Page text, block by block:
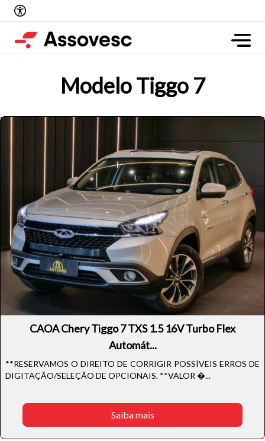
Modelo Tiggo 7
CAOA Chery Tiggo 7 TXS 1.5 16V Turbo Flex
Automát...
**RESERVAMOS O DIREITO DE CORRIGIR POSSÍVEIS ERROS DE
DIGITAÇÃO/SELEÇÃO DE OPCIONAIS. **VALOR �...
Saiba mais